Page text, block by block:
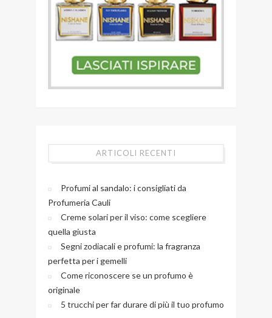
ARTICOLI RECENTI
Profumi al sandalo: i consigliati da
Profumeria Cauli
Creme solari per il viso: come scegliere
quella giusta
Segni zodiacali e profumi: la fragranza
perfetta per i gemelli
Come riconoscere se un profumo è
originale
5 trucchi per far durare di più il tuo profumo